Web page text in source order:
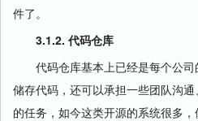
件了。
3.1.2. 代码仓库
代码仓库基本上已经是每个公司
储存代码，还可以承担一些团队沟
的任务，如今这类开源的系统很多